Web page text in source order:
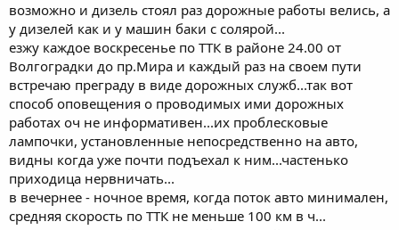
возможно и дизель стоял раз дорожные работы велись, а
у дизелей как и у машин баки с солярой...
езжу каждое воскресенье по ТТК в районе 24.00 от
Волгоградки до пр.Мира и каждый раз на своем пути
встречаю преграду в виде дорожных служб...так вот
способ оповещения о проводимых ими дорожных
работах оч не информативен...их проблесковые
лампочки, установленные непосредственно на авто,
видны когда уже почти подъехал к ним...частенько
приходица нервничать...
в вечернее - ночное время, когда поток авто минимален,
средняя скорость по ТТК не меньше 100 км в ч...